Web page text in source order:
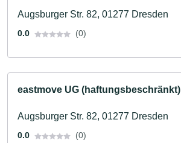
Augsburger Str. 82, 01277 Dresden
0.0 (0)
eastmove UG (haftungsbeschränkt)
Augsburger Str. 82, 01277 Dresden
0.0 (0)